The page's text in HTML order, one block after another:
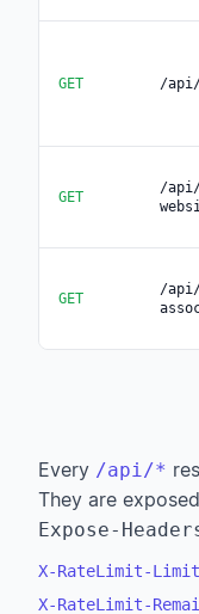
GET /
GET
/
GET
/
Every /api/*
They are
Expose-
X-RateLimit-Limit
X-RateLimit-